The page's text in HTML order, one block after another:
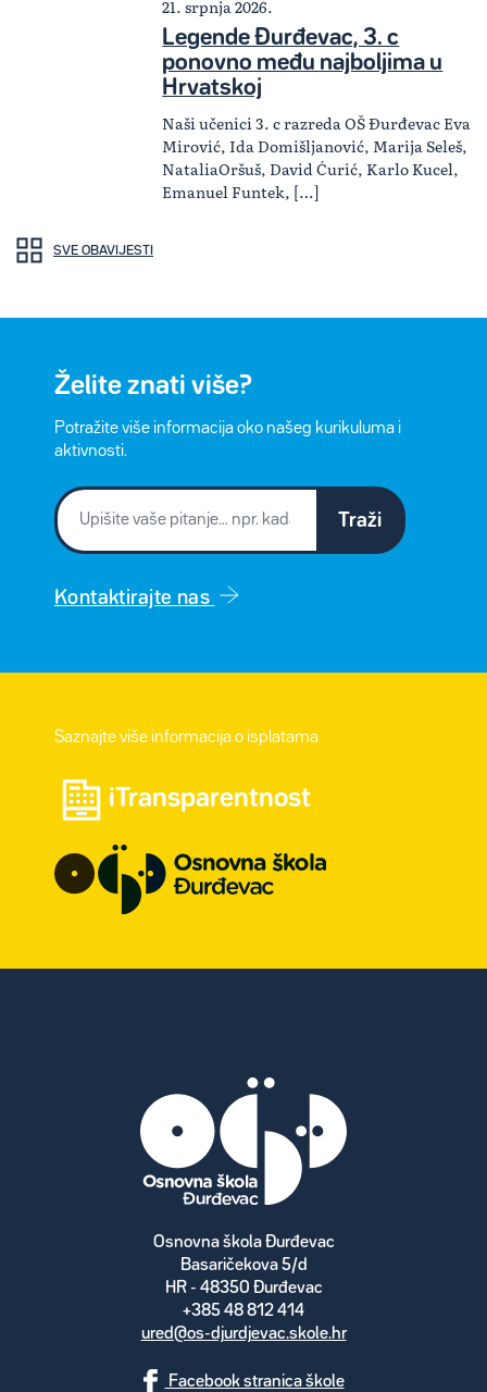
21. srpnja 2026.
Legende Đurđevac, 3. c
ponovno među najboljima u
Hrvatskoj
Naši učenici 3. c razreda OŠ Đurđevac Eva
Mirović, Ida Domišljanović, Marija Seleš,
NataliaOršuš, David Ćurić, Karlo Kucel,
Emanuel Funtek, […]
SVE OBAVIJESTI
Želite znati više?
Potražite više informacija oko našeg kurikuluma i
aktivnosti.
Traži
Kontaktirajte nas
Saznajte više informacija o isplatama
iTransparentnost
Osnovna škola Đurđevac
Basaričekova 5/d
HR - 48350 Đurđevac
+385 48 812 414
ured@os-djurdjevac.skole.hr
Facebook stranica škole